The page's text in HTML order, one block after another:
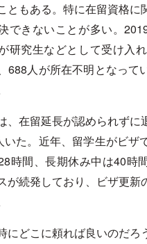
ともある。特に在留資格に
できないことが多い。
研究生などとして受け入
688人が所在不明となって
、在留延長が認められずに
いた。近年、留学生がビザ
時間、長期休み中は40時
が続発しており、ビザ更新
にどこに頼れば良いのだろ